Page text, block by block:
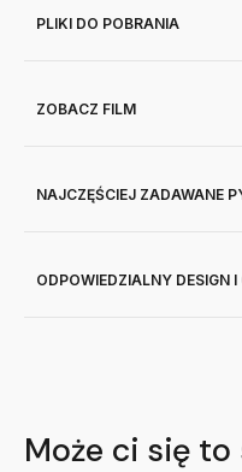
PLIKI DO POBRANIA
ZOBACZ FILM
NAJCZĘŚCIEJ ZADAWANE
ODPOWIEDZIALNY DESIGN
Może ci się